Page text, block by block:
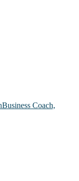
Business Coach,